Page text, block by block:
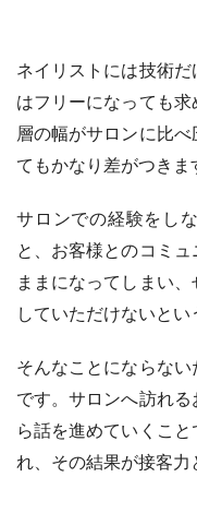
ネイリストには技術
はフリーになっても
層の幅がサロンに比
てもかなり差がつきま
サロンでの経験をし
と、お客様とのコミ
ままになってしまい
していただけないとい
そんなことにならな
です。サロンへ訪れ
ら話を進めていくこ
れ、その結果が接客力